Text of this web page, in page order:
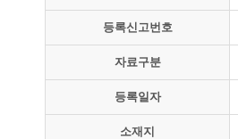
등록신고번호
자료구분
등록일자
소재지